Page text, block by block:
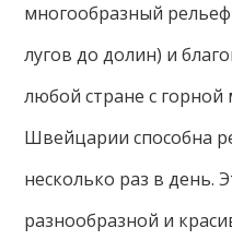
многообразный
лугов до долин) и
любой стране с
Швейцарии способна
несколько раз в день.
разнообразной и